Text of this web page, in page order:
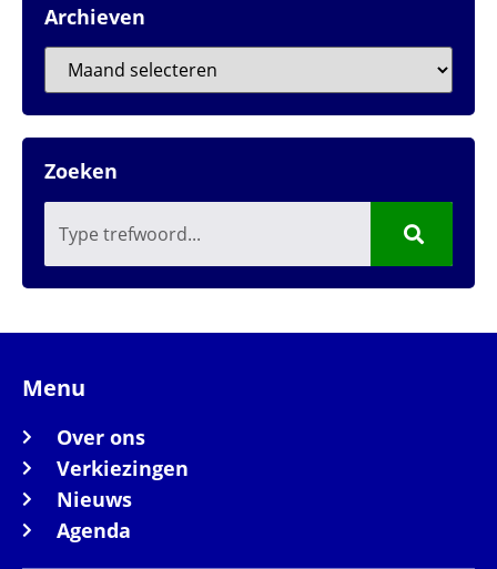
Archieven
Zoeken
Menu
Over ons
Verkiezingen
Nieuws
Agenda